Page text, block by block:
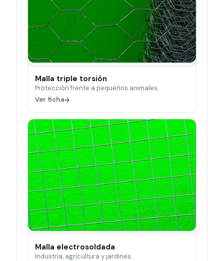
Malla triple torsión
Protección frente a pequeños animales.
Ver ficha
Malla electrosoldada
Industria, agricultura y jardines.